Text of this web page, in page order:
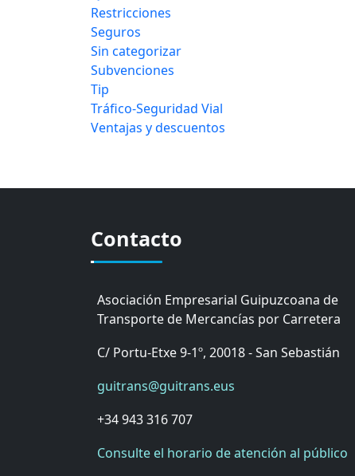
Restricciones
Seguros
Sin categorizar
Subvenciones
Tip
Tráfico-Seguridad Vial
Ventajas y descuentos
Contacto
Asociación Empresarial Guipuzcoana de
Transporte de Mercancías por Carretera
C/ Portu-Etxe 9-1º, 20018 - San Sebastián
guitrans@guitrans.eus
+34 943 316 707
Consulte el horario de atención al público